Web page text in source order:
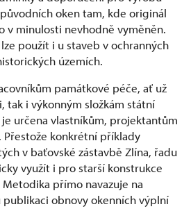
oken tam, kde originál
v minulosti nevhodně vyměněn.
použít i u staveb v ochranných
územích.
památkové péče, ať už
tak i výkonným složkám státní
určena vlastníkům, projektantům
konkrétní příklady
v baťovské zástavbě Zlína, řadu
využít i pro starší konstrukce
přímo navazuje na
publikaci obnovy okenních výplní